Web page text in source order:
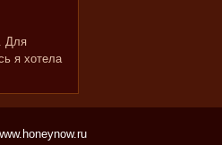
Для
я хотела